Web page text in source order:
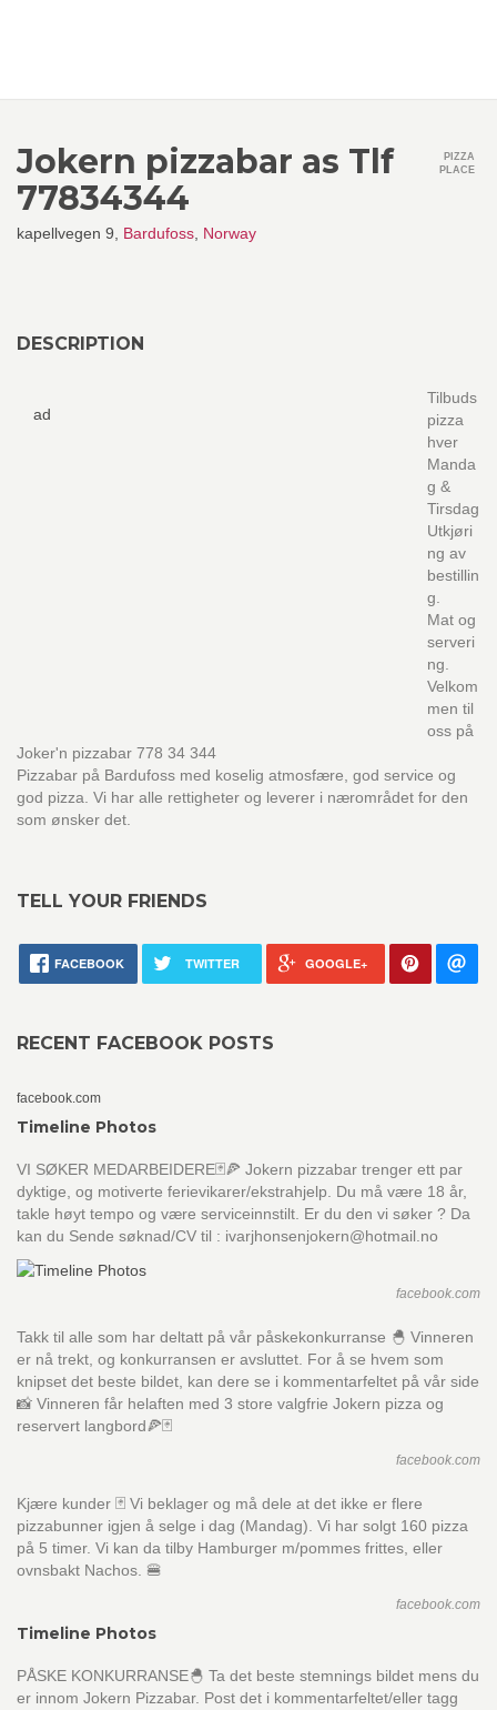
Jokern pizzabar as Tlf
77834344
kapellvegen 9, Bardufoss Norway
PIZZA
PLACE
DESCRIPTION
ad
Tilbuds
pizza
hver
Manda
g &
Tirsdag
Utkjøri
ng av
bestillin
g.
Mat og
serveri
ng.
Velkom
men til
oss på
Joker'n pizzabar 778 34 344
Pizzabar på Bardufoss med koselig atmosfære, god service og
god pizza. Vi har alle rettigheter og leverer i nærområdet for den
som ønsker det.
TELL YOUR FRIENDS
FACEBOOK TWITTER GOOGLE+
RECENT FACEBOOK POSTS
facebook.com
Timeline Photos
VI SØKER MEDARBEIDERE🃏🍕 Jokern pizzabar trenger ett par
dyktige, og motiverte ferievikarer/ekstrahjelp. Du må være 18 år,
takle høyt tempo og være serviceinnstilt. Er du den vi søker ? Da
kan du Sende søknad/CV til : ivarjhonsenjokern@hotmail.no
facebook.com
Takk til alle som har deltatt på vår påskekonkurranse 🐣 Vinneren
er nå trekt, og konkurransen er avsluttet. For å se hvem som
knipset det beste bildet, kan dere se i kommentarfeltet på vår side
📸 Vinneren får helaften med 3 store valgfrie Jokern pizza og
reservert langbord🍕🃏
facebook.com
Kjære kunder 🃏 Vi beklager og må dele at det ikke er flere
pizzabunner igjen å selge i dag (Mandag). Vi har solgt 160 pizza
på 5 timer. Vi kan da tilby Hamburger m/pommes frittes, eller
ovnsbakt Nachos. 🍔
facebook.com
Timeline Photos
PÅSKE KONKURRANSE🐣 Ta det beste stemnings bildet mens du
er innom Jokern Pizzabar. Post det i kommentarfeltet/eller tagg